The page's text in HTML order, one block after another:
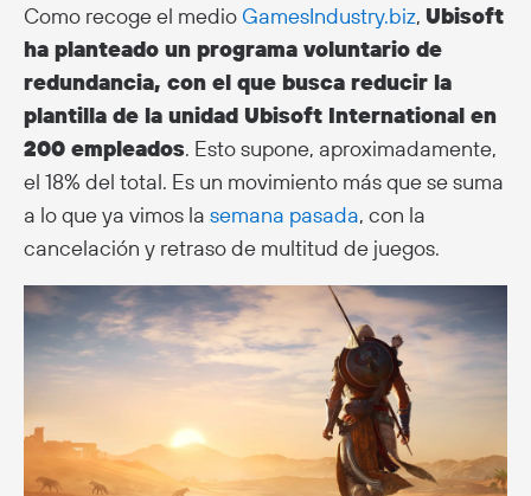
Como recoge el medio GamesIndustry.biz, Ubisoft
ha planteado un programa voluntario de
redundancia, con el que busca reducir la
plantilla de la unidad Ubisoft International en
200 empleados. Esto supone, aproximadamente,
el 18% del total. Es un movimiento más que se suma
a lo que ya vimos la semana pasada, con la
cancelación y retraso de multitud de juegos.